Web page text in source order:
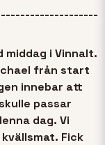
middag i Vinnalt.
från start
innebar att
passar
dag. Vi
Fick